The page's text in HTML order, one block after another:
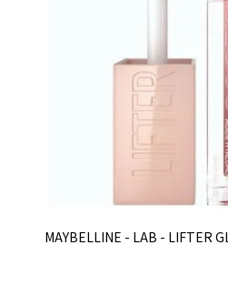
MAYBELLINE - LAB - LIFTER